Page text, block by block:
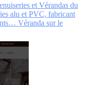
et Vérandas du
alu et PVC, fabricant
Véranda sur le